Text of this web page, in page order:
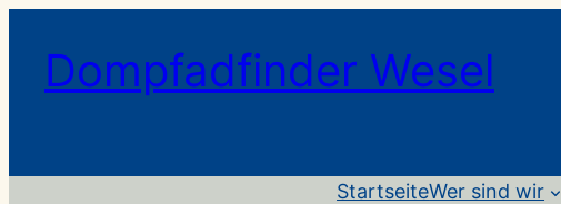
Dompfadfinder Wesel
StartseiteWer sind wir